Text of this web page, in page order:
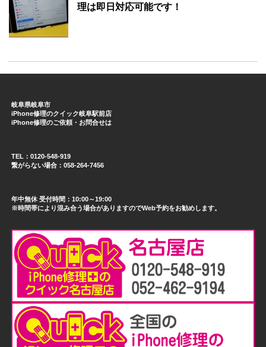
理は即日対応可能です！
岐阜県岐阜市
iPhone修理のクイック岐阜駅前店
iPhone修理のご依頼・お問合せは
TEL：0120-548-919
繋がらない場合：058-264-7456
年中無休 受付時間：10:00～19:00
※時間帯により混み合う場合がありますのでWeb予約をお勧めします。